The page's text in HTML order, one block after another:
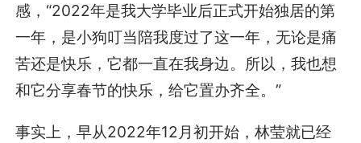
感，“2022年是我大学毕业后正式开始独居的第
一年，是小狗叮当陪我度过了这一年，无论是痛
苦还是快乐，它都一直在我身边。所以，我也想
和它分享春节的快乐，给它置办齐全。”
事实上，早从2022年12月初开始，林莹就已经